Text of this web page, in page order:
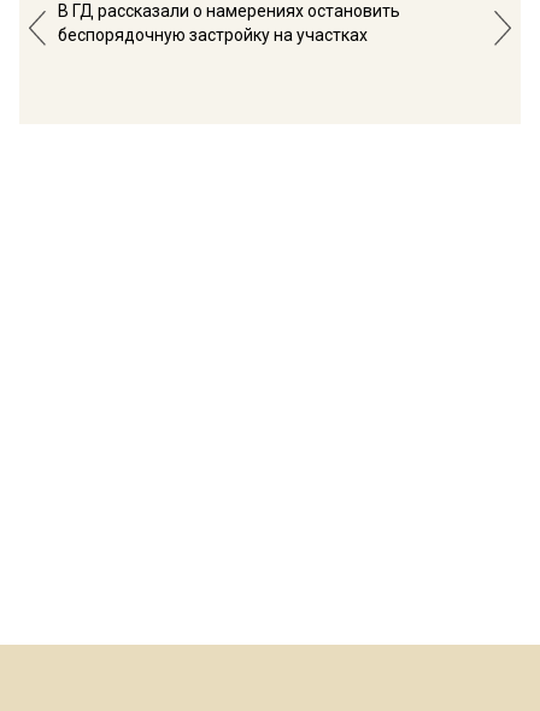
В ГД рассказали о намерениях остановить
беспорядочную застройку на участках